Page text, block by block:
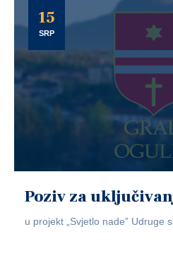
15
SRP
Poziv za
u projekt „Svjetlo nade” Udruge